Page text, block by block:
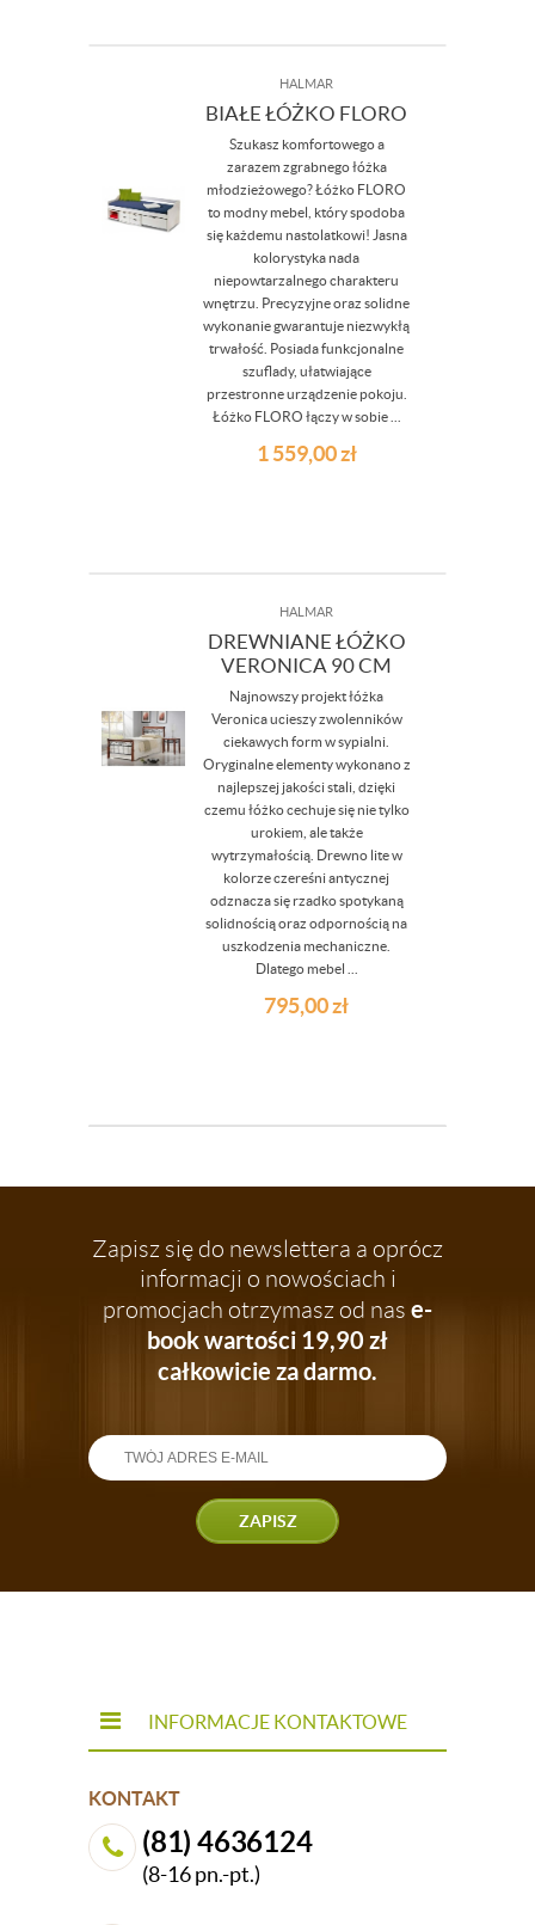
HALMAR
BIAŁE ŁÓŻKO FLORO
Szukasz komfortowego a
zarazem zgrabnego łóżka
młodzieżowego? Łóżko FLORO
to modny mebel, który spodoba
się każdemu nastolatkowi! Jasna
kolorystyka nada
niepowtarzalnego charakteru
wnętrzu. Precyzyjne oraz solidne
wykonanie gwarantuje niezwykłą
trwałość. Posiada funkcjonalne
szuflady, ułatwiające
przestronne urządzenie pokoju.
Łóżko FLORO łączy w sobie ...
1 559,00zł
HALMAR
DREWNIANE ŁÓŻKO
VERONICA 90 CM
Najnowszy projekt łóżka
Veronica ucieszy zwolenników
ciekawych form w sypialni.
Oryginalne elementy wykonano z
najlepszej jakości stali, dzięki
czemu łóżko cechuje się nie tylko
urokiem, ale także
wytrzymałością. Drewno lite w
kolorze czereśni antycznej
odznacza się rzadko spotykaną
solidnością oraz odpornością na
uszkodzenia mechaniczne.
Dlatego mebel ...
795,00zł
Zapisz się do newslettera a oprócz
informacji o nowościach i
promocjach otrzymasz od nas e-
book wartości 19,90 zł
całkowicie za darmo.
ZAPISZ
INFORMACJE KONTAKTOWE
KONTAKT
(81) 4636124
(8-16 pn.-pt.)